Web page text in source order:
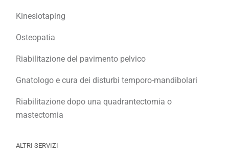
Kinesiotaping
Osteopatia
Riabilitazione del pavimento pelvico
Gnatologo e cura dei disturbi temporo-mandibolari
Riabilitazione dopo una quadrantectomia o
mastectomia
ALTRI SERVIZI